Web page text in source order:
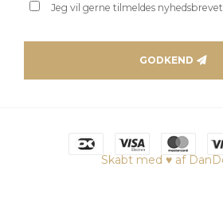
Jeg vil gerne tilmeldes
GODKEND
Skabt med ♥ af